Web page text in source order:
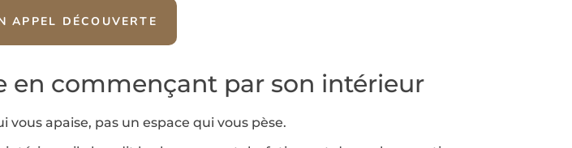
APPEL DÉCOUVERTE
en commençant par son intérieur
apaise, pas un espace qui vous pèse.